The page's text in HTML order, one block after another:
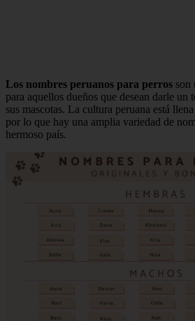
Los nombres peruanos para perros son
para aquellos dueños que desean darle un
sus mascotas. La cultura peruana está
por lo que hay una amplia variedad de
hermoso país.